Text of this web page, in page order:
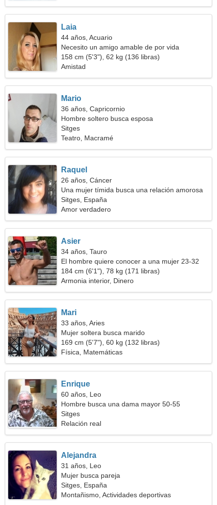
Laia
44 años, Acuario
Necesito un amigo amable de por vida
158 cm (5'3"), 62 kg (136 libras)
Amistad
Mario
36 años, Capricornio
Hombre soltero busca esposa
Sitges
Teatro, Macramé
Raquel
26 años, Cáncer
Una mujer tímida busca una relación amorosa
Sitges, España
Amor verdadero
Asier
34 años, Tauro
El hombre quiere conocer a una mujer 23-32
184 cm (6'1"), 78 kg (171 libras)
Armonia interior, Dinero
Mari
33 años, Aries
Mujer soltera busca marido
169 cm (5'7"), 60 kg (132 libras)
Física, Matemáticas
Enrique
60 años, Leo
Hombre busca una dama mayor 50-55
Sitges
Relación real
Alejandra
31 años, Leo
Mujer busca pareja
Sitges, España
Montañismo, Actividades deportivas